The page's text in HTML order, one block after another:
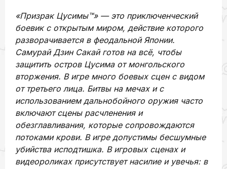
«Призрак Цусимы™» — это приключенческий
боевик с открытым миром, действие которого
разворачивается в феодальной Японии.
Самурай Дзин Сакай готов на всё, чтобы
защитить остров Цусима от монгольского
вторжения. В игре много боевых сцен с видом
от третьего лица. Битвы на мечах и с
использованием дальнобойного оружия часто
включают сцены расчленения и
обезглавливания, которые сопровождаются
потоками крови. В игре допустимы бесшумные
убийства исподтишка. В игровых сценах и
видеороликах присутствует насилие и увечья: в